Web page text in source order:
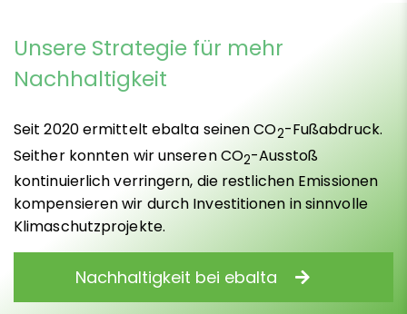
Unsere Strategie für mehr
Nachhaltigkeit
Seit 2020 ermittelt ebalta seinen CO2-Fußabdruck.
Seither konnten wir unseren CO2-Ausstoß
kontinuierlich verringern, die restlichen Emissionen
kompensieren wir durch Investitionen in sinnvolle
Klimaschutzprojekte.
Nachhaltigkeit bei ebalta